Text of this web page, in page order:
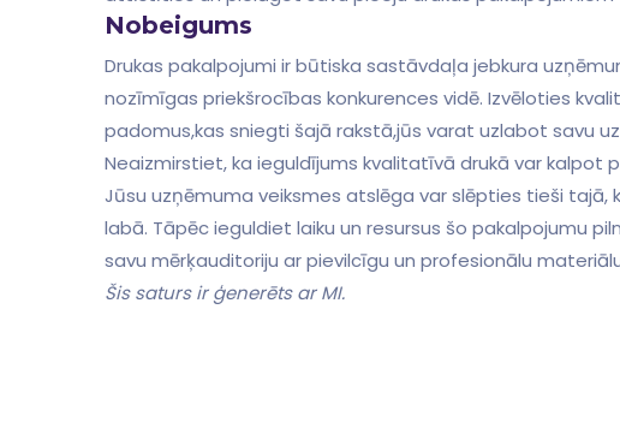
Nobeigums
Drukas‌ pakalpojumi ir⁤ būtiska⁣ sastāvdaļa⁣ jebkura
nozīmīgas priekšrocības konkurences vidē. Izvēloties
padomus,kas sniegti šajā rakstā,jūs varat uzlabot savu
Neaizmirstiet, ka ieguldījums kvalitatīvā drukā var kalpot
Jūsu uzņēmuma veiksmes atslēga var slēpties tieši⁣
labā. Tāpēc ieguldiet laiku un resursus šo pakalpojumu
savu mērķauditoriju ar pievilcīgu un profesionālu
Šis saturs ir ģenerēts ar MI.